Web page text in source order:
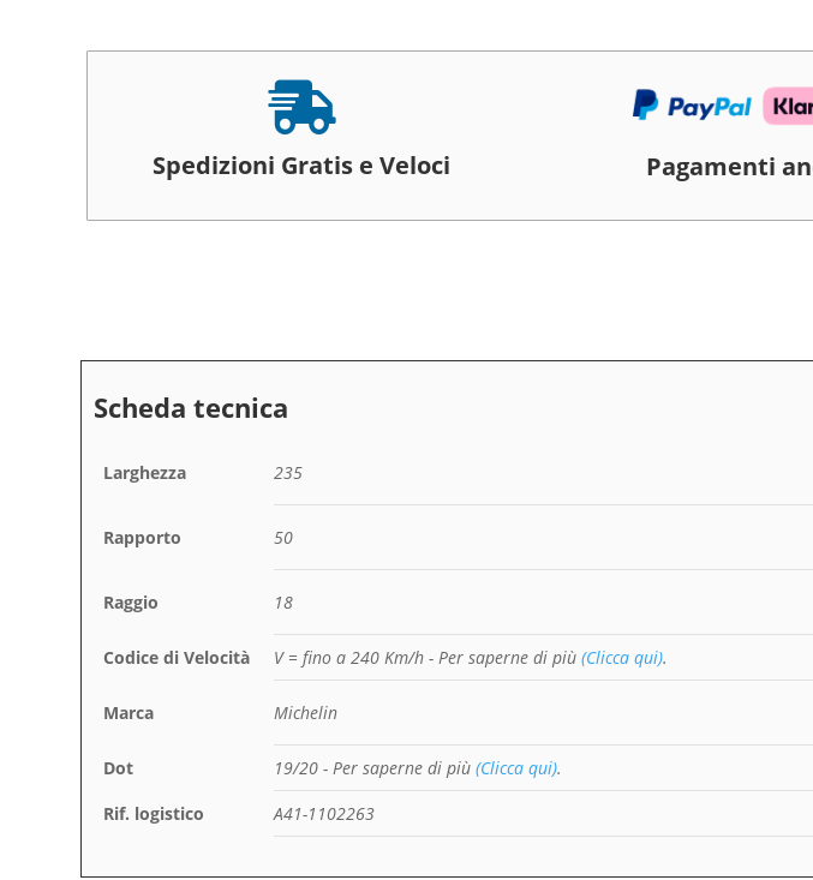

Spedizioni Gratis e Veloci Pagamenti
Larghezza 235
Rapporto 50
Raggio 18
Codice di Velocità V = fino a 240 Km/h - Per saperne di più (Clicca qui).
Marca Michelin
Dot 19/20 - Per saperne di più (Clicca qui).
Rif. logistico
A41-1102263